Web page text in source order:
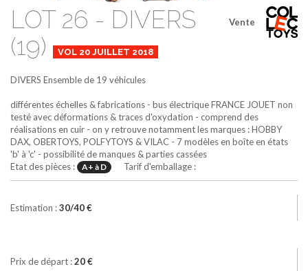
Vente
LOT 26 - DIVERS
(19)
VOL 20 JUILLET 2018
DIVERS Ensemble de 19 véhicules
différentes échelles & fabrications - bus électrique FRANCE JOUET non
testé avec déformations & traces d'oxydation - comprend des
réalisations en cuir - on y retrouve notamment les marques : HOBBY
DAX, OBERTOYS, POLFYTOYS & VILAC - 7 modèles en boîte en états
'b' à 'c' - possibilité de manques & parties cassées
Etat des pièces :
A+ à D Tarif d'emballage :
Estimation :30/40 €
Prix de départ :20 €